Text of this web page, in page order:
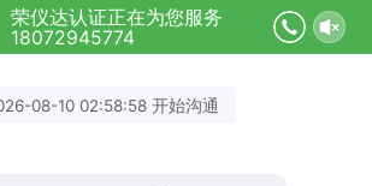
荣仪达认证正在为您服务
18072945774
08-10 02:58:58 开始沟通